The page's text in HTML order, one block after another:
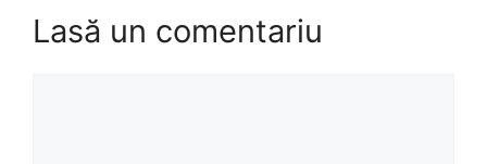
Lasă un comentariu